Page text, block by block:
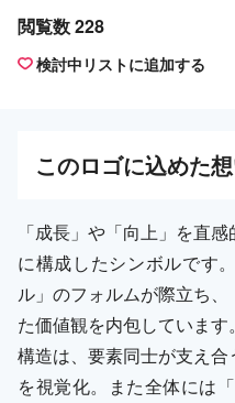
閲覧数 228
検討中リストに追加する
このロゴに込めた
「成長」や「向上」を直
に構成したシンボルです
ル」のフォルムが際立ち
た価値観を内包していま
構造は、要素同士が支え
を視覚化。また全体には